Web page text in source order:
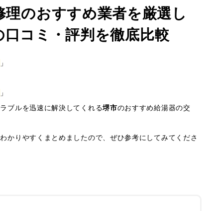
理のおすすめ業者を厳選し
コミ・評判を徹底比較
」
」
ブルを迅速に解決してくれる堺市のおすすめ給湯器の交
かりやすくまとめましたので、ぜひ参考にしてみてくださ